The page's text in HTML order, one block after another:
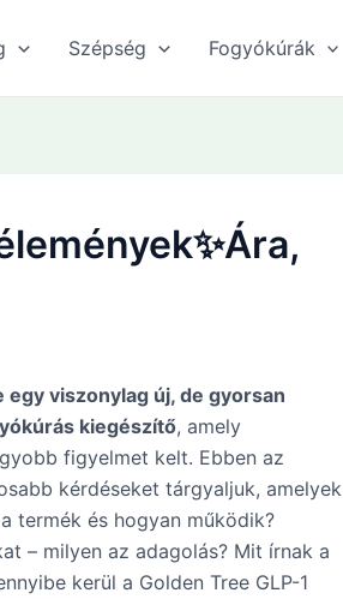
Szépség Fogyókúrák
egy viszonylag új, de gyorsan
kiegészítő, amely
figyelmet kelt. Ebben az
kérdéseket tárgyaljuk, amelyek
termék és hogyan működik?
– milyen az adagolás? Mit írnak a
kerül a Golden Tree GLP-1